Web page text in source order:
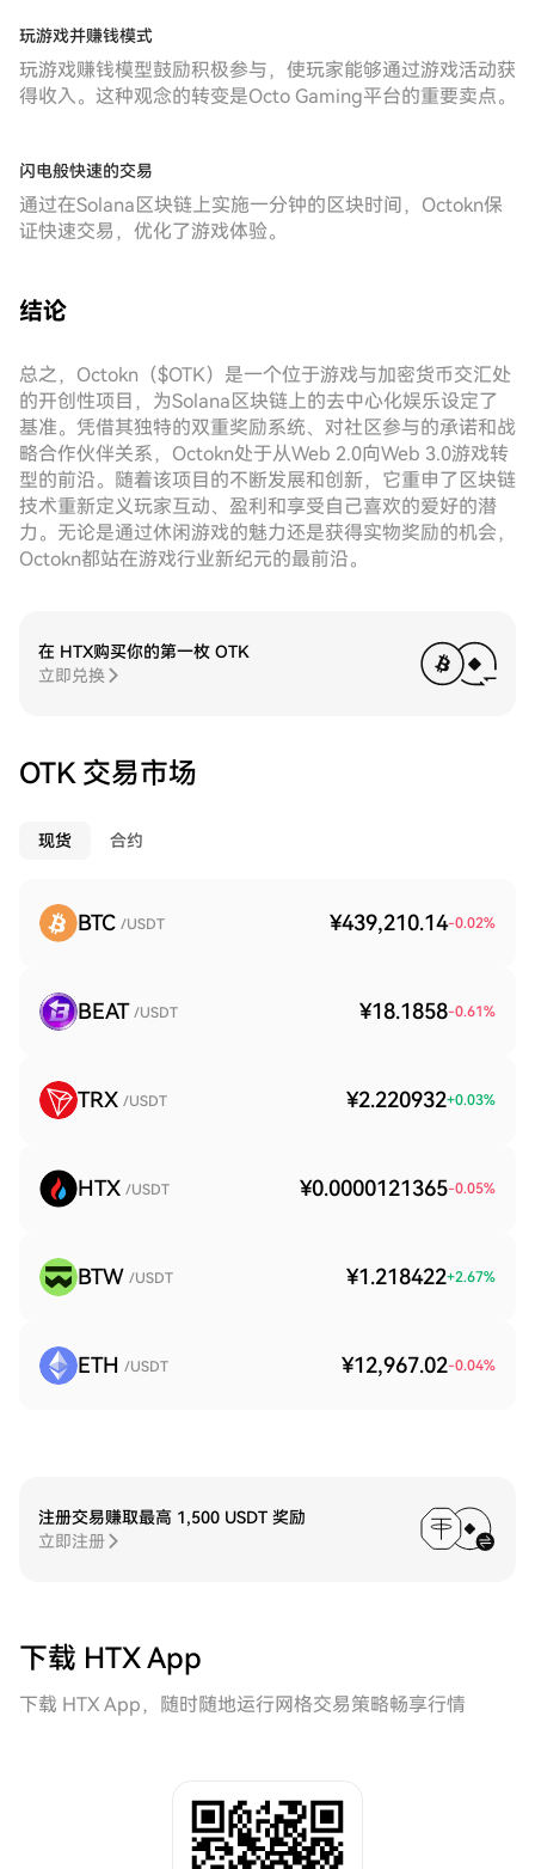
玩游戏并赚钱模式
玩游戏赚钱模型鼓励积极参与，使玩家能够通过游戏活动获
得收入。这种观念的转变是Octo Gaming平台的重要卖点。
闪电般快速的交易
通过在Solana区块链上实施一分钟的区块时间，Octokn保
证快速交易，优化了游戏体验。
结论
总之，Octokn（$OTK）是一个位于游戏与加密货币交汇处
的开创性项目，为Solana区块链上的去中心化娱乐设定了
基准。凭借其独特的双重奖励系统、对社区参与的承诺和战
略合作伙伴关系，Octokn处于从Web 2.0向Web 3.0游戏转
型的前沿。随着该项目的不断发展和创新，它重申了区块链
技术重新定义玩家互动、盈利和享受自己喜欢的爱好的潜
力。无论是通过休闲游戏的魅力还是获得实物奖励的机会，
Octokn都站在游戏行业新纪元的最前沿。
在 HTX购买你的第一枚 OTK
立即兑换
OTK 交易市场
现货 合约
BTC /USDT ¥439,210.14-0.02%
BEAT /USDT ¥18.1858-0.61%
TRX /USDT ¥2.220932+0.03%
HTX /USDT ¥0.0000121365-0.05%
BTW /USDT ¥1.218422+2.67%
ETH /USDT ¥12,967.02-0.04%
注册交易赚取最高 1,500 USDT 奖励
立即注册
下载 HTX App
下载 HTX App，随时随地运行网格交易策略畅享行情